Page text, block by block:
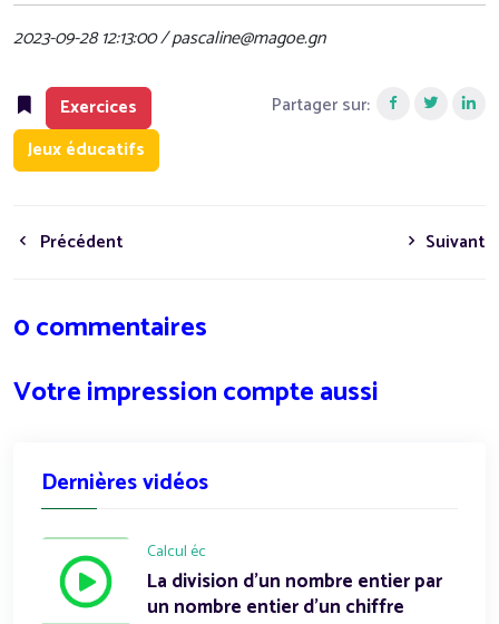
2023-09-28 12:13:00 / pascaline@magoe.gn
Exercices
Jeux éducatifs
Partager sur:
Précédent Suivant
0 commentaires
Votre impression compte aussi
Dernières vidéos
Calcul éc
La division d'un nombre entier par
un nombre entier d'un chiffre